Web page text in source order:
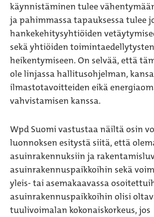
käynnistäminen tulee
ja pahimmassa tapauksessa tulee
hankekehitysyhtiöiden
sekä yhtiöiden toimintaedellytysten
heikentymiseen. On selvää, että
ole linjassa hallitusohjelman,
ilmastotavoitteiden eikä
vahvistamisen kanssa.
Wpd Suomi vastustaa näiltä osin
luonnoksen esitystä siitä, että
asuinrakennuksiin ja
asuinrakennuspaikkoihin sekä
yleis- tai asemakaavassa
asuinrakennuspaikkoihin olisi
tuulivoimalan kokonaiskorkeus, jos